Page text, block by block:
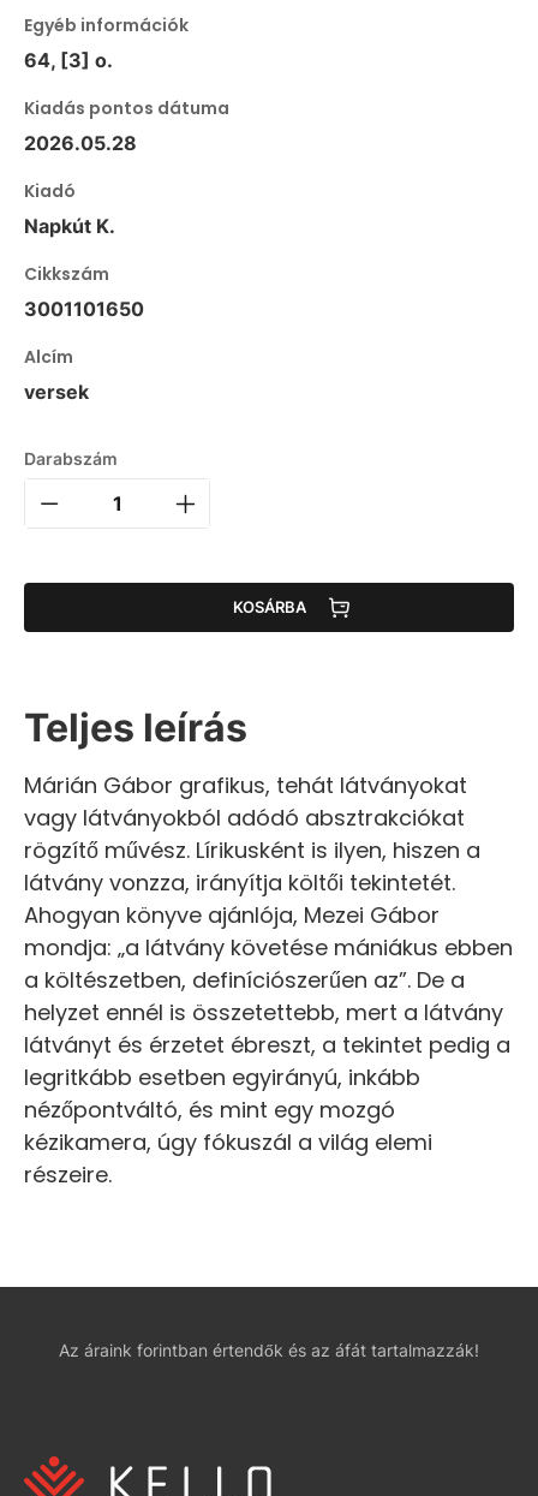
Egyéb információk
64, [3] o.
Kiadás pontos dátuma
2026.05.28
Kiadó
Napkút K.
Cikkszám
3001101650
Alcím
versek
Darabszám
KOSÁRBA
Teljes leírás
Márián Gábor grafikus, tehát látványokat
vagy látványokból adódó absztrakciókat
rögzítő művész. Lírikusként is ilyen, hiszen a
látvány vonzza, irányítja költői tekintetét.
Ahogyan könyve ajánlója, Mezei Gábor
mondja: „a látvány követése mániákus ebben
a költészetben, definíciószerűen az”. De a
helyzet ennél is összetettebb, mert a látvány
látványt és érzetet ébreszt, a tekintet pedig a
legritkább esetben egyirányú, inkább
nézőpontváltó, és mint egy mozgó
kézikamera, úgy fókuszál a világ elemi
részeire.
Az áraink forintban értendők és az áfát tartalmazzák!